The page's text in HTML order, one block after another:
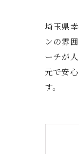
埼玉県
ンの雰
ーチが
元で安
す。